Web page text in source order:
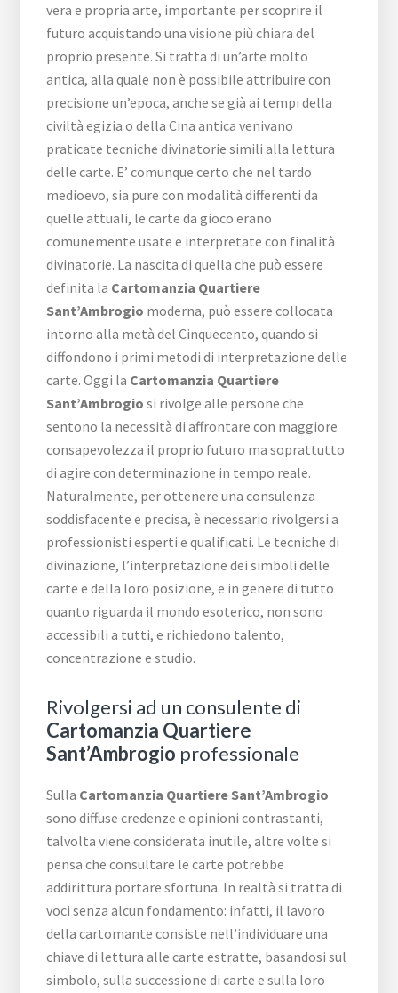
vera e propria arte, importante per scoprire il
futuro acquistando una visione più chiara del
proprio presente. Si tratta di un’arte molto
antica, alla quale non è possibile attribuire con
precisione un’epoca, anche se già ai tempi della
civiltà egizia o della Cina antica venivano
praticate tecniche divinatorie simili alla lettura
delle carte. E’ comunque certo che nel tardo
medioevo, sia pure con modalità differenti da
quelle attuali, le carte da gioco erano
comunemente usate e interpretate con finalità
divinatorie. La nascita di quella che può essere
definita la Cartomanzia Quartiere
Sant’Ambrogio moderna, può essere collocata
intorno alla metà del Cinquecento, quando si
diffondono i primi metodi di interpretazione delle
carte. Oggi la Cartomanzia Quartiere
Sant’Ambrogio si rivolge alle persone che
sentono la necessità di affrontare con maggiore
consapevolezza il proprio futuro ma soprattutto
di agire con determinazione in tempo reale.
Naturalmente, per ottenere una consulenza
soddisfacente e precisa, è necessario rivolgersi a
professionisti esperti e qualificati. Le tecniche di
divinazione, l’interpretazione dei simboli delle
carte e della loro posizione, e in genere di tutto
quanto riguarda il mondo esoterico, non sono
accessibili a tutti, e richiedono talento,
concentrazione e studio.
Rivolgersi ad un consulente di
Cartomanzia Quartiere
Sant’Ambrogio professionale
Sulla Cartomanzia Quartiere Sant’Ambrogio
sono diffuse credenze e opinioni contrastanti,
talvolta viene considerata inutile, altre volte si
pensa che consultare le carte potrebbe
addirittura portare sfortuna. In realtà si tratta di
voci senza alcun fondamento: infatti, il lavoro
della cartomante consiste nell’individuare una
chiave di lettura alle carte estratte, basandosi sul
simbolo, sulla successione di carte e sulla loro